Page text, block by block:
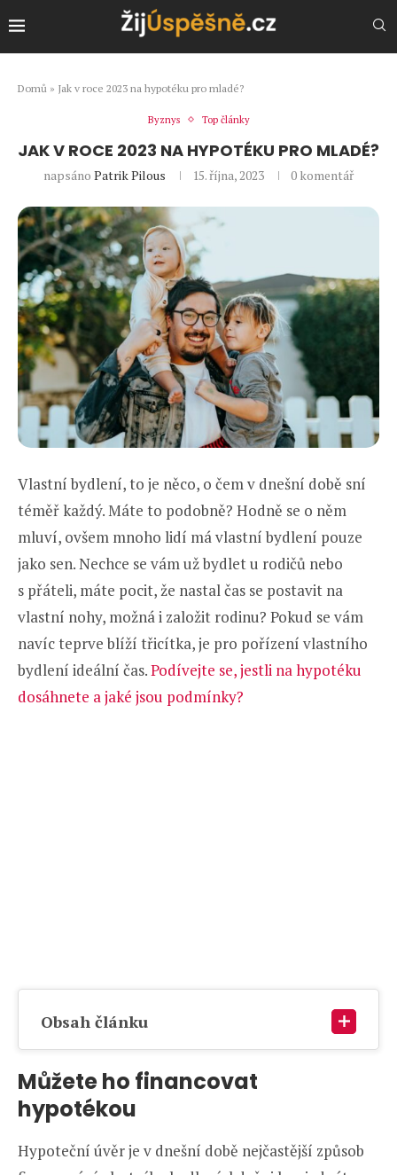
Domů » Jak v roce 2023 na hypotéku pro mladé?
Byznys Top články
JAK V ROCE 2023 NA HYPOTÉKU PRO MLADÉ?
napsáno Patrik Pilous 15. října, 2023 0 komentář
Vlastní bydlení, to je něco, o čem v dnešní době sní
téměř každý. Máte to podobně? Hodně se o něm
mluví, ovšem mnoho lidí má vlastní bydlení pouze
jako sen. Nechce se vám už bydlet u rodičů nebo
s přáteli, máte pocit, že nastal čas se postavit na
vlastní nohy, možná i založit rodinu? Pokud se vám
navíc teprve blíží třicítka, je pro pořízení vlastního
bydlení ideální čas.Podívejte se, jestli na hypotéku
dosáhnete a jaké jsou podmínky?
Obsah článku
Můžete ho financovat
hypotékou
Hypoteční úvěr je v dnešní době nejčastější způsob